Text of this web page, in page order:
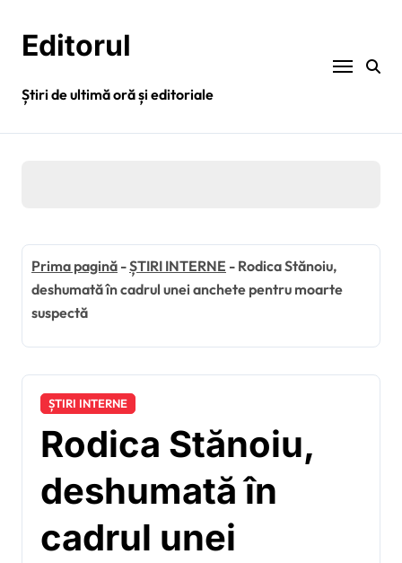
conținutEditorul
Știri de ultimă oră și editoriale
Prima pagină -ȘTIRI INTERNE - Rodica Stănoiu,
deshumată în cadrul unei anchete pentru moarte
suspectă
ȘTIRI INTERNE
Rodica Stănoiu,
deshumată în
cadrul unei